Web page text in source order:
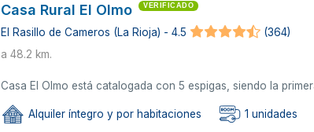
Casa Rural El Olmo VERIFICADO
El Rasillo de Cameros (La Rioja) - 4.5
(364)
a 48.2 km.
Casa El Olmo está catalogada con 5 espigas, siendo la
Alquiler íntegro y por habitaciones 1 unidades